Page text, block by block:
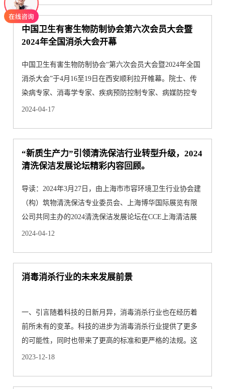
中国卫生有害生物防制协会第六次会员大会暨
2024年全国消杀大会开幕
中国卫生有害生物防制协会“第六次会员大会暨2024年全国
消杀大会”于4月16至19日在西安顺利拉开帷幕。院士、传
染病专家、消毒学专家、疾病预防控制专家、病媒防控专
家、全国···
2024-04-17
“新质生产力”引领清洗保洁行业转型升级，2024
清洗保洁发展论坛精彩内容回顾。
导读：2024年3月27日，由上海市市容环境卫生行业协会建
（构）筑物清洗保洁专业委员会、上海博华国际展览有限
公司共同主办的2024清洗保洁发展论坛在CCE上海清洁展
现场圆满落···
2024-04-12
消毒消杀行业的未来发展前景
一、引言随着科技的日新月异，消毒消杀行业也在经历着
前所未有的变革。科技的进步为消毒消杀行业提供了更多
的可能性，同时也带来了更高的标准和更严格的法规。这
是一个充满···
2023-12-18